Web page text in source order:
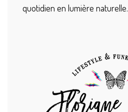
quotidien en lumière naturelle.